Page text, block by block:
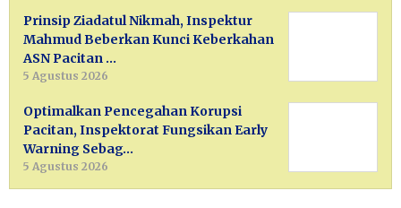
Prinsip Ziadatul Nikmah, Inspektur
Mahmud Beberkan Kunci Keberkahan
ASN Pacitan …
5 Agustus 2026
Optimalkan Pencegahan Korupsi
Pacitan, Inspektorat Fungsikan Early
Warning Sebag…
5 Agustus 2026